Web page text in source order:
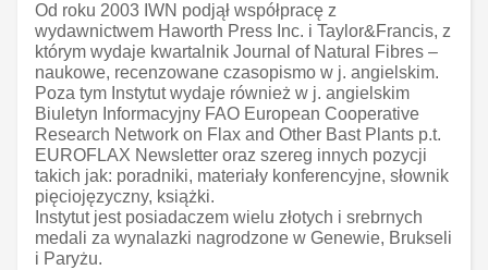
Od roku 2003 IWN podjął współpracę z
wydawnictwem Haworth Press Inc. i Taylor&Francis, z
którym wydaje kwartalnik Journal of Natural Fibres –
naukowe, recenzowane czasopismo w j. angielskim.
Poza tym Instytut wydaje również w j. angielskim
Biuletyn Informacyjny FAO European Cooperative
Research Network on Flax and Other Bast Plants p.t.
EUROFLAX Newsletter oraz szereg innych pozycji
takich jak: poradniki, materiały konferencyjne, słownik
pięciojęzyczny, książki.
Instytut jest posiadaczem wielu złotych i srebrnych
medali za wynalazki nagrodzone w Genewie, Brukseli
i Paryżu.